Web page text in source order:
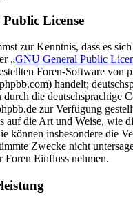
License
zur Kenntnis, dass es
„GNU General Public
Foren-Software von
handelt;
durch die deutschsprachige
zur Verfügung
auf die Art und Weise, wie
können insbesondere die
Zwecke nicht
Foren Einfluss nehmen.